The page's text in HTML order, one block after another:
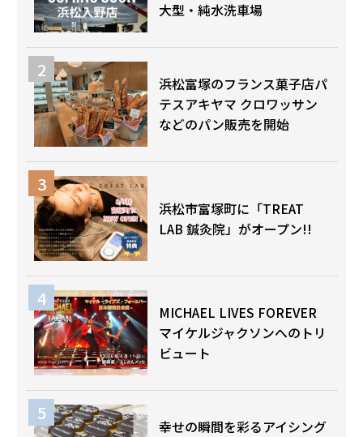
大型・純水洗車場
浜松富塚のフランス菓子店パ
テスアキヤマ クロワッサン
などのパン販売を開始
浜松市富塚町に「TREAT
LAB 鍼灸院」がオープン!!
MICHAEL LIVES FOREVER
マイケルジャクソンへのトリ
ビュート
幸せの瞬間を彩るアイシング